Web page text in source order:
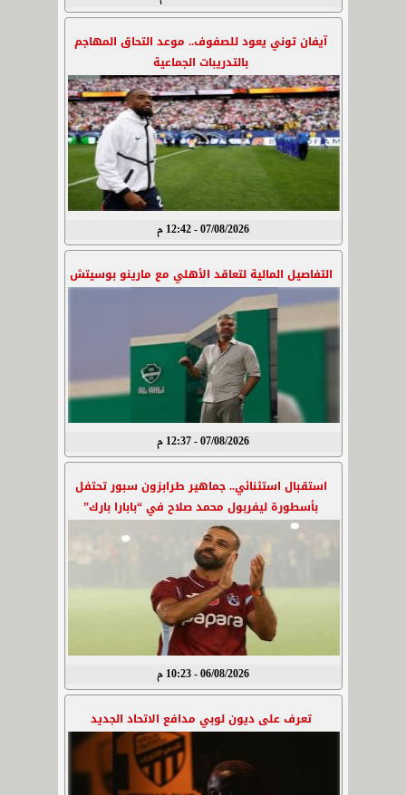
آيفان توني يعود للصفوف.. موعد التحاق المهاجم
بالتدريبات الجماعية
07/08/2026 - 12:42 م
التفاصيل المالية لتعاقد الأهلي مع مارينو بوسيتش
07/08/2026 - 12:37 م
استقبال استثنائي.. جماهير طرابزون سبور تحتفل
بأسطورة ليفربول محمد صلاح في “بابارا بارك”
06/08/2026 - 10:23 م
تعرف على ديون لوبي مدافع الاتحاد الجديد